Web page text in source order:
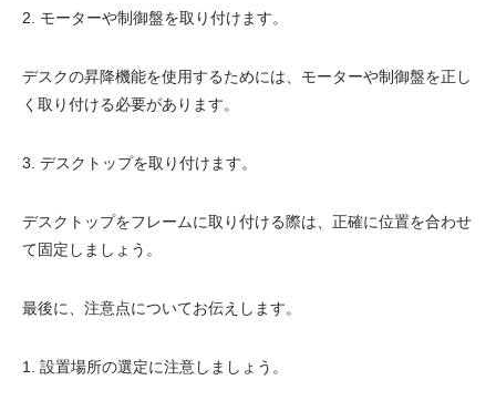
2. モーターや制御盤を取り付けます。
デスクの昇降機能を使用するためには、モーターや制御盤を正し
く取り付ける必要があります。
3. デスクトップを取り付けます。
デスクトップをフレームに取り付ける際は、正確に位置を合わせ
て固定しましょう。
最後に、注意点についてお伝えします。
1. 設置場所の選定に注意しましょう。